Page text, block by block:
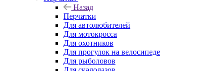
Назад
Перчатки
Для автолюбителей
Для мотокросса
Для охотников
Для прогулок на велосипеде
Для рыболовов